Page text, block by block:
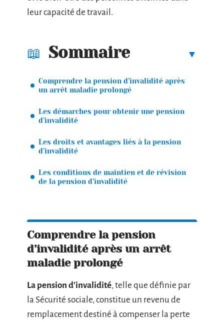
leur capacité de travail.
Sommaire
Comprendre la pension d’invalidité après
un arrêt maladie prolongé
Les démarches pour obtenir une pension
d’invalidité
Les droits et avantages liés à la pension
d’invalidité
Les conditions de maintien et de révision
de la pension d’invalidité
Comprendre la pension
d’invalidité après un arrêt
maladie prolongé
La pension d’invalidité, telle que définie par
la Sécurité sociale, constitue un revenu de
remplacement destiné à compenser la perte